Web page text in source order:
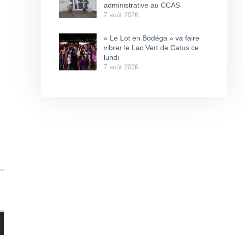
administrative au CCAS
7 août 2026
« Le Lot en Bodéga » va faire
vibrer le Lac Vert de Catus ce
lundi
7 août 2026